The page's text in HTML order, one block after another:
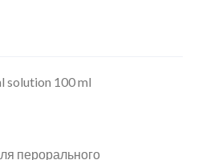
solution 100 ml
перорального